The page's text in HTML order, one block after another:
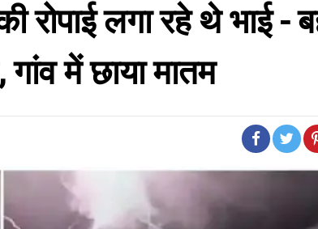
लगा रहे थे भाई -
में छाया मातम